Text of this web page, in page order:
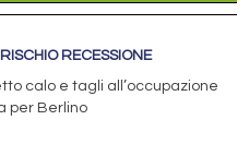
RECESSIONE
calo e tagli all’occupazione
per Berlino